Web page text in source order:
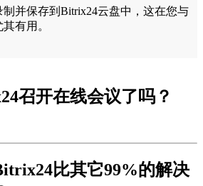
并保存到Bitrix24云盘中，这在您与
有用。
召开在线会议了吗？
比其它99%的解决